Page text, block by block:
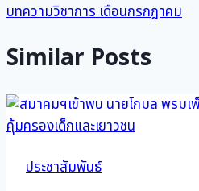
บทความวิชาการ เดือนกรกฎาคม
Similar Posts
ประชาสัมพันธ์